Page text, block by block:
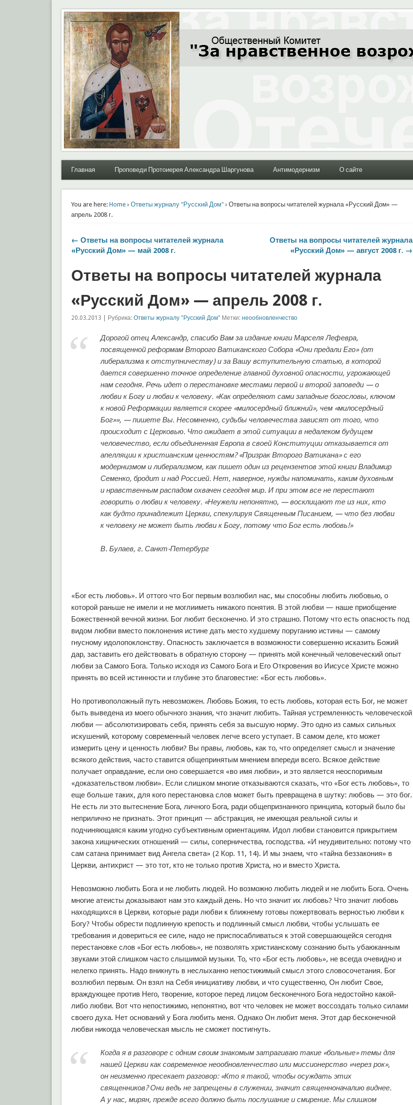
Moral.Ru
Общественный Комитет "За нравственное возрождение Отечества"
Главная Проповеди Протоиерея Александра Шаргунова Антимодернизм О сайте
You are here: Home› Ответы журналу "Русский Дом"› Ответы на вопросы читателей журнала «Русский Дом» —
апрель 2008 г.
← Ответы на вопросы читателей журнала
«Русский Дом» — май 2008 г.
Ответы на вопросы читателей журнала
«Русский Дом» — август 2008 г. →
Ответы на вопросы читателей журнала
«Русский Дом» — апрель 2008 г.
20.03.2013 | Рубрика: Ответы журналу "Русский Дом" Метки: неообновленчество
Дорогой отец Александр, спасибо Вам за издание книги Марселя Лефевра,
посвященной реформам Второго Ватиканского Собора «Они предали Его» (от
либерализма к отступничеству) и за Вашу вступительную статью, в которой
дается совершенно точное определение главной духовной опасности, угрожающей
нам сегодня. Речь идет о перестановке местами первой и второй заповеди — о
любви к Богу и любви к человеку. «Как определяют сами западные богословы, ключом
к новой Реформации является скорее «милосердный ближний», чем «милосердный
Бог»», — пишете Вы. Несомненно, судьбы человечества зависят от того, что
происходит с Церковью. Что ожидает в этой ситуации в недалеком будущем
человечество, если объединенная Европа в своей Конституции отказывается от
апелляции к христианским ценностям? «Призрак Второго Ватикана» с его
модернизмом и либерализмом, как пишет один из рецензентов этой книги Владимир
Семенко, бродит и над Россией. Нет, наверное, нужды напоминать, каким духовным
и нравственным распадом охвачен сегодня мир. И при этом все не перестают
говорить о любви к человеку. «Неужели непонятно, — восклицают те из них, кто
как будто принадлежит Церкви, спекулируя Священным Писанием, — что без любви
к человеку не может быть любви к Богу, потому что Бог есть любовь!»
В. Булаев, г. Санкт-Петербург
«Бог есть любовь». И оттого что Бог первым возлюбил нас, мы способны любить любовью, о
которой раньше не имели и не моглииметь никакого понятия. В этой любви — наше приобщение
Божественной вечной жизни. Бог любит бесконечно. И это страшно. Потому что есть опасность под
видом любви вместо поклонения истине дать место худшему поруганию истины — самому
гнусному идолопоклонству. Опасность заключается в возможности совершенно исказить Божий
дар, заставить его действовать в обратную сторону — принять мой конечный человеческий опыт
любви за Самого Бога. Только исходя из Самого Бога и Его Откровения во Иисусе Христе можно
принять во всей истинности и глубине это благовестие: «Бог есть любовь».
Но противоположный путь невозможен. Любовь Божия, то есть любовь, которая есть Бог, не может
быть выведена из моего обычного знания, что значит любить. Тайная устремленность человеческой
любви — абсолютизировать себя, принять себя за высшую норму. Это одно из самых сильных
искушений, которому современный человек легче всего уступает. В самом деле, кто может
измерить цену и ценность любви? Вы правы, любовь, как то, что определяет смысл и значение
всякого действия, часто ставится общепринятым мнением впереди всего. Всякое действие
получает оправдание, если оно совершается «во имя любви», и это является неоспоримым
«доказательством любви». Если слишком многие отказываются сказать, что «Бог есть любовь», то
еще больше таких, для кого перестановка слов может быть превращена в шутку: любовь — это бог.
Не есть ли это вытеснение Бога, личного Бога, ради общепризнанного принципа, который было бы
неприлично не признать. Этот принцип — абстракция, не имеющая реальной силы и
подчиняющаяся каким угодно субъективным ориентациям. Идол любви становится прикрытием
закона хищнических отношений — силы, соперничества, господства. «И неудивительно: потому что
сам сатана принимает вид Ангела света» (2 Кор. 11, 14). И мы знаем, что «тайна беззакония» в
Церкви, антихрист — это тот, кто не только против Христа, но и вместо Христа.
Невозможно любить Бога и не любить людей. Но возможно любить людей и не любить Бога. Очень
многие атеисты доказывают нам это каждый день. Но что значит их любовь? Что значит любовь
находящихся в Церкви, которые ради любви к ближнему готовы пожертвовать верностью любви к
Богу? Чтобы обрести подлинную крепость и подлинный смысл любви, чтобы услышать ее
требования и довериться ее силе, надо не приспосабливаться к этой совершающейся сегодня
перестановке слов «Бог есть любовь», не позволять христианскому сознанию быть убаюканным
звуками этой слишком часто слышимой музыки. То, что «Бог есть любовь», не всегда очевидно и
нелегко принять. Надо вникнуть в неслыханно непостижимый смысл этого словосочетания. Бог
возлюбил первым. Он взял на Себя инициативу любви, и что существенно, Он любит Свое,
враждующее против Него, творение, которое перед лицом бесконечного Бога недостойно какой-
либо любви. Вот что непостижимо, непонятно, вот что человек не может воссоздать только силами
своего духа. Нет оснований у Бога любить меня. Однако Он любит меня. Этот дар бесконечной
любви никогда человеческая мысль не сможет постигнуть.
Когда я в разговоре с одним своим знакомым затрагиваю такие «больные» темы для
нашей Церкви как современное неообновленчество или миссионерство «через рок»,
он неизменно пресекает разговор: «Кто я такой, чтобы осуждать этих
священников? Они ведь не запрещены в служении, значит священноначалию виднее.
А у нас, мирян, прежде всего должно быть послушание и смирение. Мы слишком